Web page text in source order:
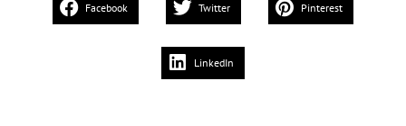
Facebook Twitter Pinterest
LinkedIn